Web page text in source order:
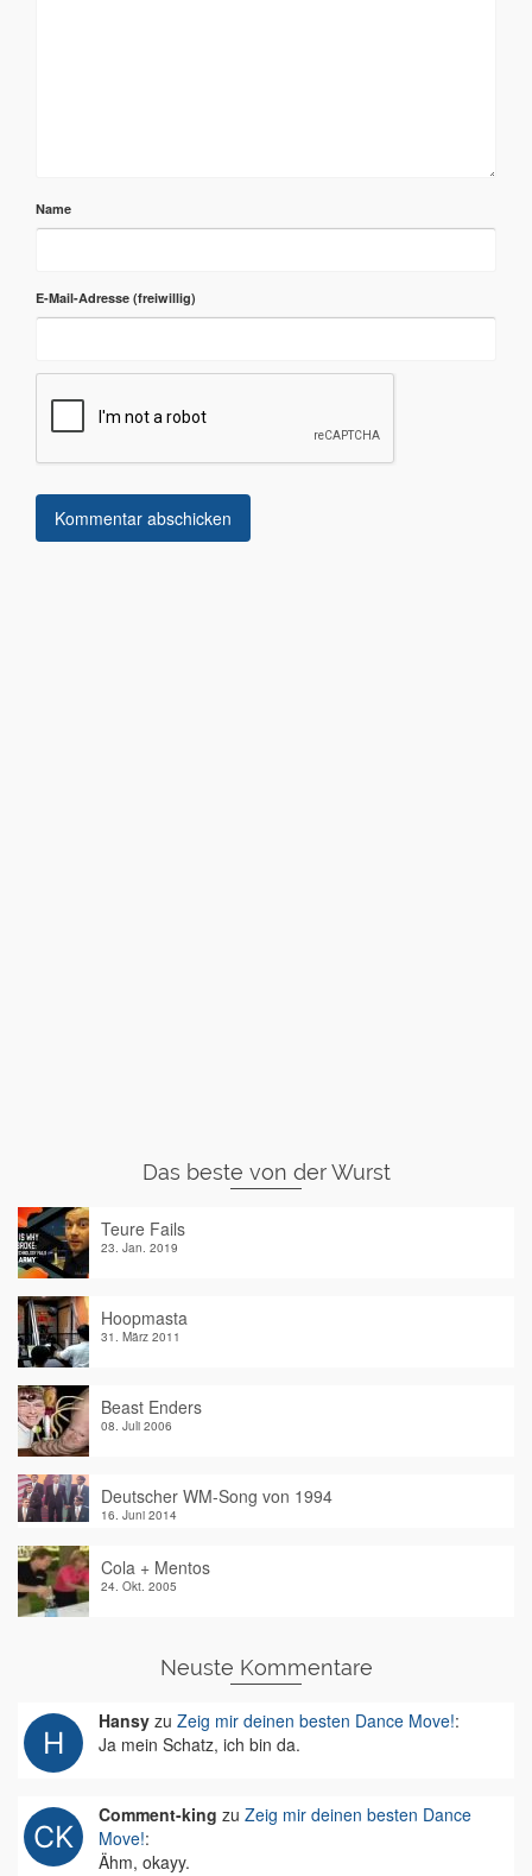
Name
E-Mail-Adresse
Das beste von der Wurst
Teure Fails
23. Jan. 2019
Hoopmasta
31. März 2011
Beast Enders
08. Juli 2006
Deutscher WM-Song von 1994
16. Juni 2014
Cola + Mentos
24. Okt. 2005
Neuste Kommentare
Hansy zu Zeig mir deinen besten Dance Move!:
Ja mein Schatz, ich bin da.
Comment-king zu Zeig mir deinen besten Dance
Move!:
Ähm, okayy.